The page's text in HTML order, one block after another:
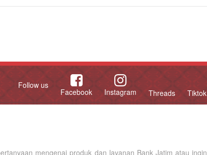
Follow us
Facebook Instagram Threads Tiktok
mengenai produk dan layanan Bank Jatim atau ingin